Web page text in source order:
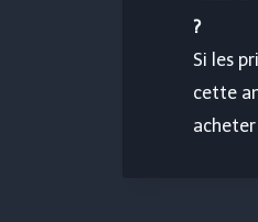
?
Si les
cette